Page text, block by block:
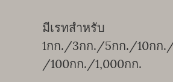
มีเรทสำหรับ
1กก./3กก./5กก./10กก
/100กก./1,000กก.